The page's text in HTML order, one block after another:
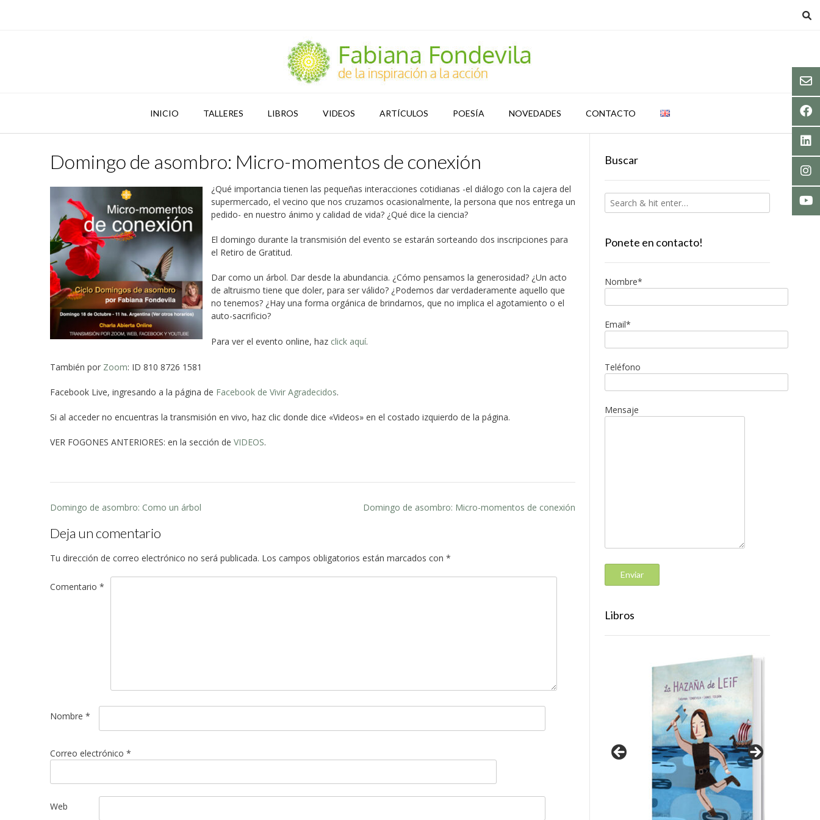
INICIO TALLERES LIBROS VIDEOS ARTÍCULOS POESÍA NOVEDADES CONTACTO
Domingo de asombro: Micro-momentos de conexión
¿Qué importancia tienen las pequeñas interacciones cotidianas -el diálogo con la cajera del
supermercado, el vecino que nos cruzamos ocasionalmente, la persona que nos entrega un
pedido- en nuestro ánimo y calidad de vida? ¿Qué dice la ciencia?
El domingo durante la transmisión del evento se estarán sorteando dos inscripciones para
el Retiro de Gratitud.
Dar como un árbol. Dar desde la abundancia. ¿Cómo pensamos la generosidad? ¿Un acto
de altruismo tiene que doler, para ser válido? ¿Podemos dar verdaderamente aquello que
no tenemos? ¿Hay una forma orgánica de brindarnos, que no implica el agotamiento o el
auto-sacrificio?
Para ver el evento online, haz click aquí.
También por Zoom: ID 810 8726 1581
Facebook Live, ingresando a la página de Facebook de Vivir Agradecidos.
Si al acceder no encuentras la transmisión en vivo, haz clic donde dice «Videos» en el costado izquierdo de la página.
VER FOGONES ANTERIORES: en la sección de VIDEOS.
Post
Domingo de asombro: Como un árbol Domingo de asombro: Micro-momentos de conexión
Deja un comentario
Tu dirección de correo electrónico no será publicada. Los campos obligatorios están marcados con *
Comentario *
Nombre *
Correo electrónico *
Web
Buscar
Ponete en contacto!
Nombre*
Email*
Teléfono
Mensaje
Libros